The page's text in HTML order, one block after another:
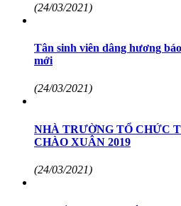
(24/03/2021)
Tân sinh viên dâng hương
mới
(24/03/2021)
NHÀ TRƯỜNG TỔ CHỨC
CHÀO XUÂN 2019
(24/03/2021)